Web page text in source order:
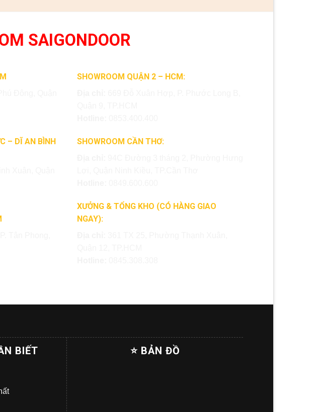
SAIGONDOOR
– DĨ AN BÌNH
SHOWROOM QUẬN 2 – HCM:
SHOWROOM CẦN THƠ:
XƯỞNG & TỔNG KHO (CÓ HÀNG GIAO
NGAY):
BIẾT ⭐ BẢN ĐỒ